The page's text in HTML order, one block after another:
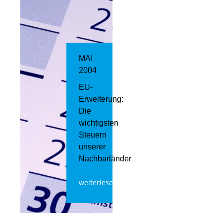
MAI
2004
EU-
Erweiterung:
Die
wichtigsten
Steuern
unserer
Nachbarländer
weiterlesen